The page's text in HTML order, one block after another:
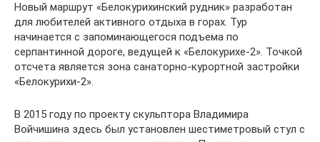
Новый маршрут «Белокурихинский рудник» разработан
для любителей активного отдыха в горах. Тур
начинается с запоминающегося подъема по
серпантинной дороге, ведущей к «Белокурихе-2». Точкой
отсчета является зона санаторно-курортной застройки
«Белокурихи-2».
В 2015 году по проекту скульптора Владимира
Войчишина здесь был установлен шестиметровый стул с